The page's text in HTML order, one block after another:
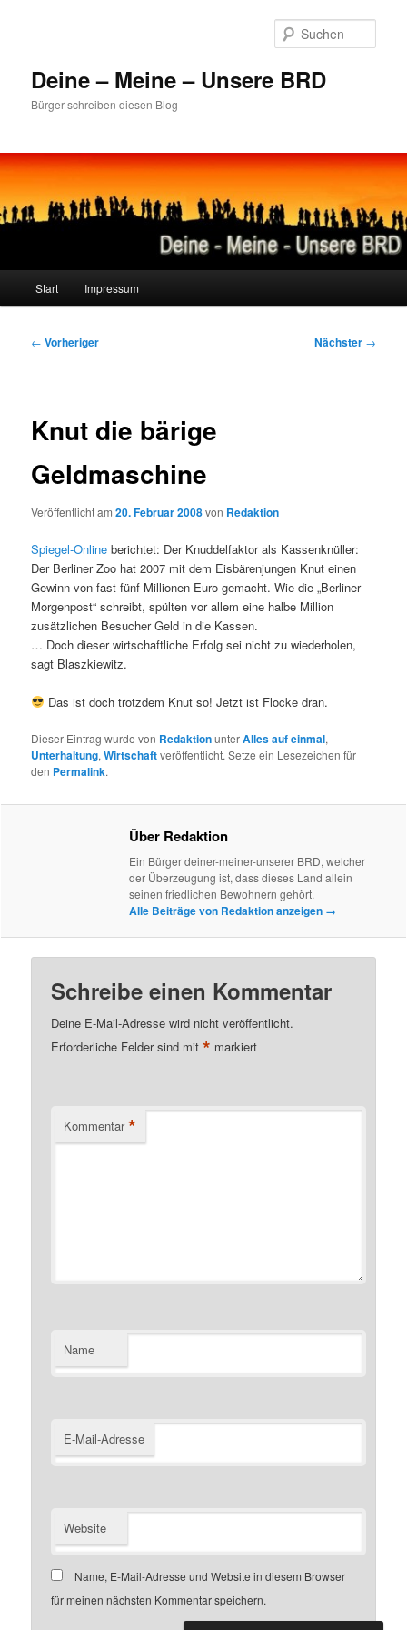
Deine – Meine – Unsere BRD
Bürger schreiben diesen Blog
Start Impressum
Beitragsnavigation
← Vorheriger Nächster →
Knut die bärige
Geldmaschine
Veröffentlicht am20. Februar 2008von Redaktion
Spiegel-Online berichtet: Der Knuddelfaktor als Kassenknüller:
Der Berliner Zoo hat 2007 mit dem Eisbärenjungen Knut einen
Gewinn von fast fünf Millionen Euro gemacht. Wie die „Berliner
Morgenpost“ schreibt, spülten vor allem eine halbe Million
zusätzlichen Besucher Geld in die Kassen.
… Doch dieser wirtschaftliche Erfolg sei nicht zu wiederholen,
sagt Blaszkiewitz.
Das ist doch trotzdem Knut so! Jetzt ist Flocke dran.
Dieser Eintrag wurde von RedaktionunterAlles auf einmal,
Unterhaltung,Wirtschaftveröffentlicht. Setze ein Lesezeichen für
den Permalink.
Über Redaktion
Ein Bürger deiner-meiner-unserer BRD, welcher
der Überzeugung ist, dass dieses Land allein
seinen friedlichen Bewohnern gehört.
Alle Beiträge von Redaktion anzeigen →
Schreibe einen Kommentar
Deine E-Mail-Adresse wird nicht veröffentlicht.
Erforderliche Felder sind mit* markiert
Kommentar *
Name
E-Mail-Adresse
Website
Name, E-Mail-Adresse und Website in diesem Browser
für meinen nächsten Kommentar speichern.